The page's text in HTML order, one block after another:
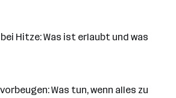
Hitze: Was ist erlaubt und was
Was tun, wenn alles zu